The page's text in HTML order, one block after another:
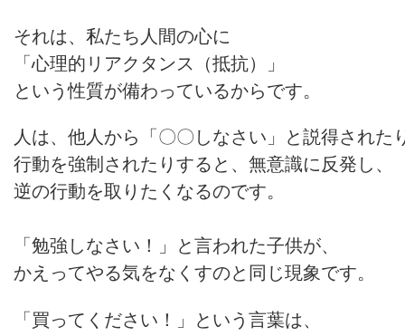
それは、私たち人間の心に
「心理的リアクタンス（抵抗）」
という性質が備わっているからです。
人は、他人から「〇〇しなさい」と説得された
行動を強制されたりすると、無意識に反発し、
逆の行動を取りたくなるのです。
「勉強しなさい！」と言われた子供が、
かえってやる気をなくすのと同じ現象です。
「買ってください！」という言葉は、